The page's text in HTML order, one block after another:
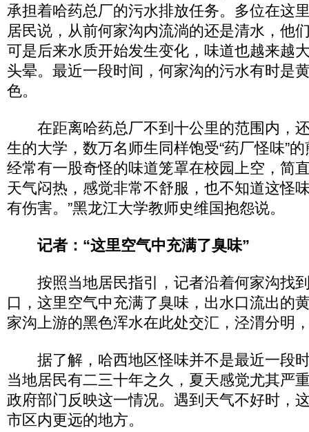
承担着哈药总厂的污水排放任务。多位在这
居民说，从前何家沟内流淌的还是清水，他
可是后来水质开始发生变化，味道也越来越
头晕。最近一段时间，何家沟的污水有时是
色。
在距离哈药总厂不到十公里的范围内，
生的大学，数万名师生同样饱受“药厂怪味”
经常有一股奇怪的味道笼罩在校园上空，简
天气闷热，感觉非常不舒服，也不知道这怪
有伤害。”黑龙江大学教师史维国抱怨说。
记者：“这里空气中充满了臭味”
按照当地居民指引，记者沿着何家沟找
口，这里空气中充满了臭味，出水口流出的
家沟上游的黑色浑水在此处交汇，泾渭分明
据了解，哈西地区怪味并不是最近一段
当地居民有二三十年之久，夏天感觉尤其严
政府部门反映这一情况。遇到天气不好时，
市区内更远的地方。